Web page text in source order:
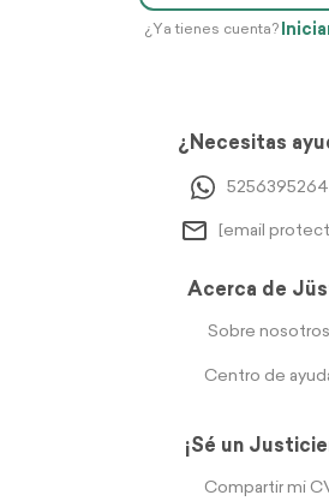
¿Ya tienes cuenta?
¿Necesitas
[email
Acerca de
Sobre nosotros
Centro de
¡Sé un
Compartir mi